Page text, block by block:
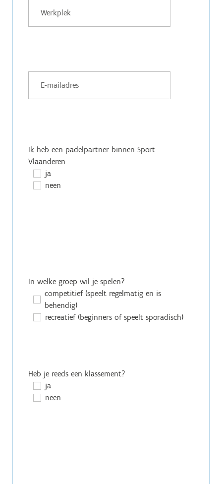
Ik heb een padelpartner binnen Sport
Vlaanderen
ja
neen
In welke groep wil je spelen?
competitief (speelt regelmatig en is
behendig)
recreatief (beginners of speelt sporadisch)
Heb je reeds een klassement?
ja
neen